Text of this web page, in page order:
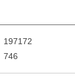
197172
746